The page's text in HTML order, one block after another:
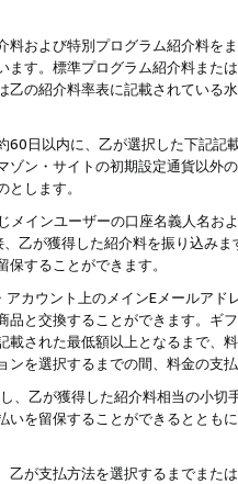
および特別プログラム紹介料を
す。標準プログラム紹介料また
の紹介料率表に記載されている
日以内に、乙が選択した下記記
ン・サイトの初期設定通貨以外
します。
インユーザーの口座名義人名お
乙が獲得した紹介料を振り込み
することができます。
ウント上のメインEメールアド
と交換することができます。ギ
載された最低額以上となるまで、
を選択するまでの間、料金の支
乙が獲得した紹介料相当の小切
を留保することができるととも
が支払方法を選択するまでまた